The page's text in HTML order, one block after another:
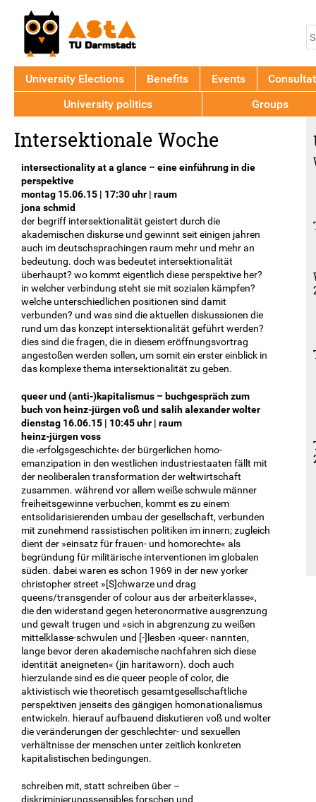
to
top
Intersektionale Woche
intersectionality at a glance – eine einführung in die
perspektive
montag 15.06.15 | 17:30 uhr | raum
jona schmid
der begriff intersektionalität geistert durch die
akademischen diskurse und gewinnt seit einigen jahren
auch im deutschsprachingen raum mehr und mehr an
bedeutung. doch was bedeutet intersektionalität
überhaupt? wo kommt eigentlich diese perspektive her?
in welcher verbindung steht sie mit sozialen kämpfen?
welche unterschiedlichen positionen sind damit
verbunden? und was sind die aktuellen diskussionen die
rund um das konzept intersektionalität geführt werden?
dies sind die fragen, die in diesem eröffnungsvortrag
angestoßen werden sollen, um somit ein erster einblick in
das komplexe thema intersektionalität zu geben.
queer und (anti-)kapitalismus – buchgespräch zum
buch von heinz-jürgen voß und salih alexander wolter
dienstag 16.06.15 | 10:45 uhr | raum
heinz-jürgen voss
die ›erfolgsgeschichte‹ der bürgerlichen homo-
emanzipation in den westlichen industriestaaten fällt mit
der neoliberalen transformation der weltwirtschaft
zusammen. während vor allem weiße schwule männer
freiheitsgewinne verbuchen, kommt es zu einem
entsolidarisierenden umbau der gesellschaft, verbunden
mit zunehmend rassistischen politiken im innern; zugleich
dient der »einsatz für frauen- und homorechte« als
begründung für militärische interventionen im globalen
süden. dabei waren es schon 1969 in der new yorker
christopher street »[S]chwarze und drag
queens/transgender of colour aus der arbeiterklasse«,
die den widerstand gegen heteronormative ausgrenzung
und gewalt trugen und »sich in abgrenzung zu weißen
mittelklasse-schwulen und [-]lesben ›queer‹ nannten,
lange bevor deren akademische nachfahren sich diese
identität aneigneten« (jin haritaworn). doch auch
hierzulande sind es die queer people of color, die
aktivistisch wie theoretisch gesamtgesellschaftliche
perspektiven jenseits des gängigen homonationalismus
entwickeln. hierauf aufbauend diskutieren voß und wolter
die veränderungen der geschlechter- und sexuellen
verhältnisse der menschen unter zeitlich konkreten
kapitalistischen bedingungen.
schreiben mit, statt schreiben über –
diskriminierungssensibles forschen und
University Elections Benefits Events
University politics
Groups